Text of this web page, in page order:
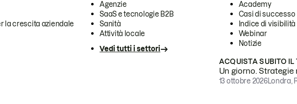
la crescita aziendale
Agenzie
SaaS e tecnologie B2B
Sanità
Attività locale
Vedi tutti i settori
Academy
Casi di successo
Indice di visibilità
Webinar
Notizie
ACQUISTA SUBITO IL
Un giorno.
13 ottobre 2026Londra,